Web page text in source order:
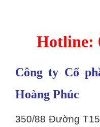
Hotline:
Công ty Cổ
Hoàng Phúc
350/88 Đường